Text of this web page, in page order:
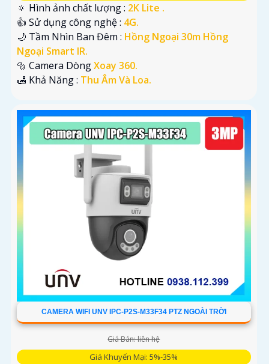
🔅 Hình ảnh chất lượng : 2K Lite .
👍 Sử dụng công nghệ : 4G.
🌙 Tầm Nhìn Ban Đêm : Hồng Ngoại 30m Hồng
Ngoại Smart IR.
🔩 Camera DòngXoay 360.
️🛃 Khả Năng : Thu Âm Và Loa.
CAMERA WIFI UNV IPC-P2S-M33F34 PTZ NGOÀI TRỜI
Giá Bán: liên hệ
Giá Khuyến Mại: 5%-35%